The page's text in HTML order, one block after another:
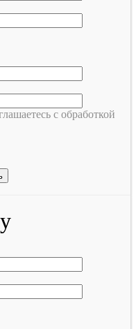
с обработкой